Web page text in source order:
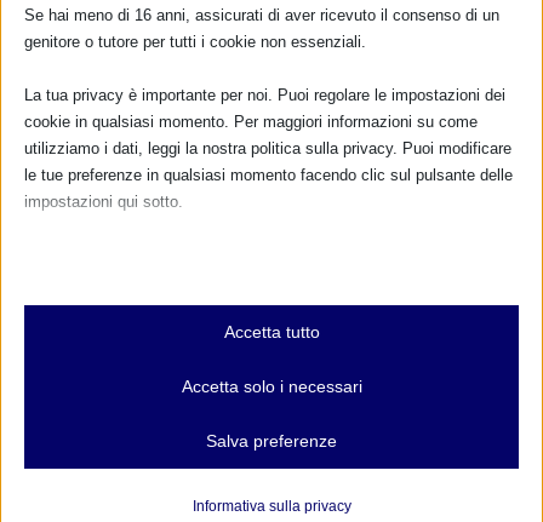
FARMACI IN ALLATTAMENTO E
GRAVIDANZA
NUMERO VERDE GRATUITO
800.883300
Maggiori informazioni
... oppure inserisci i tuoi dati:
Cognome:
Se hai meno di 16 anni, assicurati di aver ricevuto il consenso di un
genitore o tutore per tutti i cookie non essenziali.
La tua privacy è importante per noi. Puoi regolare le impostazioni dei
cookie in qualsiasi momento. Per maggiori informazioni su come
utilizziamo i dati, leggi la nostra politica sulla privacy. Puoi modificare
le tue preferenze in qualsiasi momento facendo clic sul pulsante delle
impostazioni qui sotto.
Essenziali
I cookie e i servizi essenziali abilitano le funzioni di base e sono
e servizi non richiedono il consenso dell'utente secondo il GDPR.
Analitici
Accetta tutto
Accetta solo i necessari
Salva preferenze
Informativa sulla privacy